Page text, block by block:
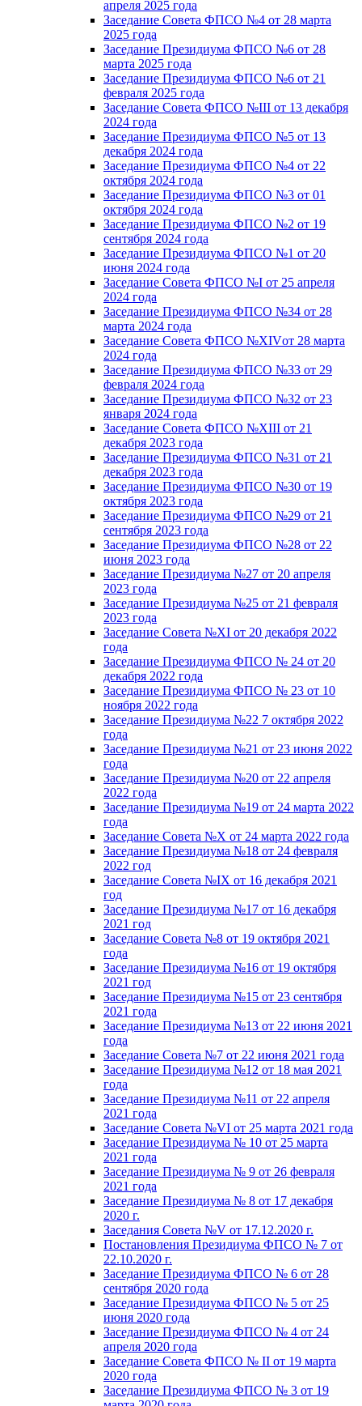
апреля 2025 года
Заседание Совета ФПСО №4 от 28 марта
2025 года
Заседание Президиума ФПСО №6 от 28
марта 2025 года
Заседание Президиума ФПСО №6 от 21
февраля 2025 года
Заседание Совета ФПСО №III от 13 декабря
2024 года
Заседание Президиума ФПСО №5 от 13
декабря 2024 года
Заседание Президиума ФПСО №4 от 22
октября 2024 года
Заседание Президиума ФПСО №3 от 01
октября 2024 года
Заседание Президиума ФПСО №2 от 19
сентября 2024 года
Заседание Президиума ФПСО №1 от 20
июня 2024 года
Заседание Совета ФПСО №I от 25 апреля
2024 года
Заседание Президиума ФПСО №34 от 28
марта 2024 года
Заседание Совета ФПСО №XIVот 28 марта
2024 года
Заседание Президиума ФПСО №33 от 29
февраля 2024 года
Заседание Президиума ФПСО №32 от 23
января 2024 года
Заседание Совета ФПСО №XIII от 21
декабря 2023 года
Заседание Президиума ФПСО №31 от 21
декабря 2023 года
Заседание Президиума ФПСО №30 от 19
октября 2023 года
Заседание Президиума ФПСО №29 от 21
сентября 2023 года
Заседание Президиума ФПСО №28 от 22
июня 2023 года
Заседание Президиума №27 от 20 апреля
2023 года
Заседание Президиума №25 от 21 февраля
2023 года
Заседание Совета №XI от 20 декабря 2022
года
Заседание Президиума ФПСО № 24 от 20
декабря 2022 года
Заседание Президиума ФПСО № 23 от 10
ноября 2022 года
Заседание Президиума №22 7 октября 2022
года
Заседание Президиума №21 от 23 июня 2022
года
Заседание Президиума №20 от 22 апреля
2022 года
Заседание Президиума №19 от 24 марта 2022
года
Заседание Совета №X от 24 марта 2022 года
Заседание Президиума №18 от 24 февраля
2022 год
Заседание Совета №IX от 16 декабря 2021
год
Заседание Президиума №17 от 16 декабря
2021 год
Заседание Совета №8 от 19 октября 2021
года
Заседание Президиума №16 от 19 октября
2021 год
Заседание Президиума №15 от 23 сентября
2021 года
Заседание Президиума №13 от 22 июня 2021
года
Заседание Совета №7 от 22 июня 2021 года
Заседание Президиума №12 от 18 мая 2021
года
Заседание Президиума №11 от 22 апреля
2021 года
Заседание Совета №VI от 25 марта 2021 года
Заседание Президиума № 10 от 25 марта
2021 года
Заседание Президиума № 9 от 26 февраля
2021 года
Заседание Президиума № 8 от 17 декабря
2020 г.
Заседания Совета №V от 17.12.2020 г.
Постановления Президиума ФПСО № 7 от
22.10.2020 г.
Заседание Президиума ФПСО № 6 от 28
сентября 2020 года
Заседание Президиума ФПСО № 5 от 25
июня 2020 года
Заседание Президиума ФПСО № 4 от 24
апреля 2020 года
Заседание Совета ФПСО № II от 19 марта
2020 года
Заседание Президиума ФПСО № 3 от 19